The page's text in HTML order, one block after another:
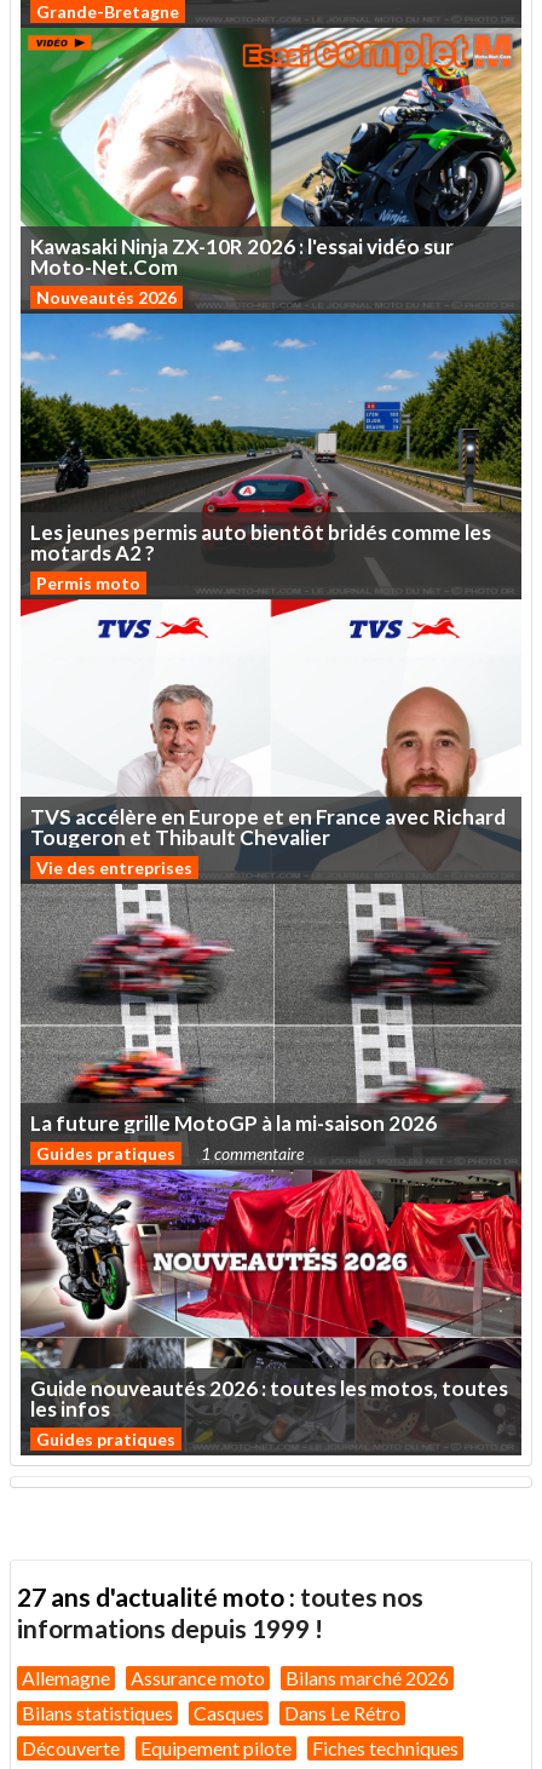
Grande-Bretagne
KawasakiNinjaZX-10R 2026:l'essaividéosur
Moto-Net.Com
Nouveautés 2026
Lesjeunespermisautobientôt bridéscommeles
motardsA2?
Permis moto
TVSaccélère enEurope et enFrance avecRichard
Tougeron et Thibault Chevalier
Vie des entreprises
Lafuturegrille MotoGP àlami-saison 2026
Guides pratiques 1 commentaire
Guidenouveautés2026:touteslesmotos,toutes
lesinfos
Guides pratiques
27 ans d'actualité moto : toutes nos
informations depuis 1999 !
Allemagne Assurance moto
Bilans marché 2026
Bilans statistiques
Casques
Dans Le Rétro
Découverte
Equipement pilote Fiches techniques